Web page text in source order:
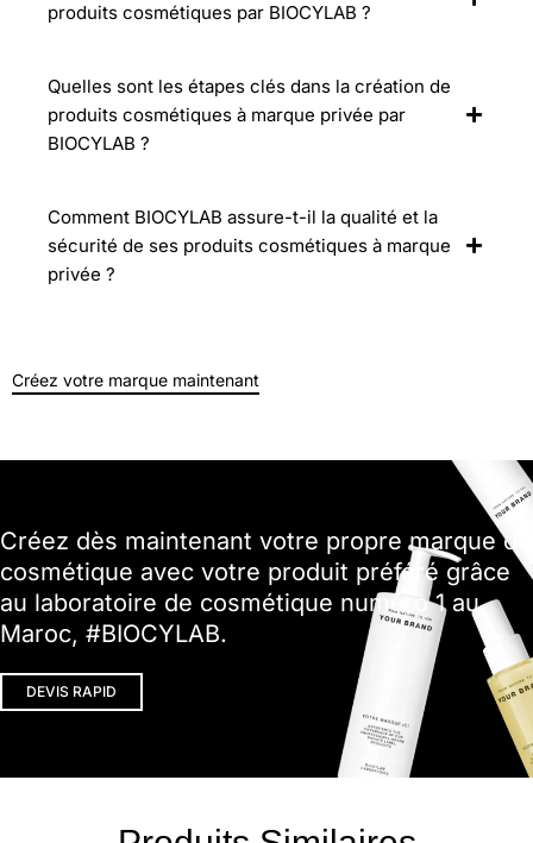
produits cosmétiques par BIOCYLAB ?
Quelles sont les étapes clés dans la création de
produits cosmétiques à marque privée par
BIOCYLAB ?
Comment BIOCYLAB assure-t-il la qualité et la
sécurité de ses produits cosmétiques à marque
privée ?
Créez votre marque maintenant
Créez dès maintenant votre propre marque de
cosmétique avec votre produit préféré grâce
au laboratoire de cosmétique numéro 1 au
Maroc, #BIOCYLAB.
DEVIS RAPID